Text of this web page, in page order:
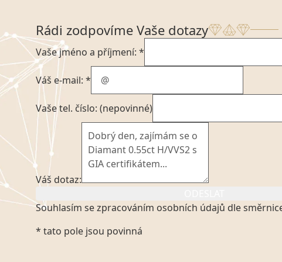
Rádi zodpovíme Vaše dotazy
Vaše jméno a příjmení: *
Váš e-mail: *
Vaše tel. číslo: (nepovinné)
Váš dotaz:
Souhlasím se zpracováním osobních údajů dle
Kliknutím na výše uvedený odkaz, v souladu se zákonem
platném znění výslovně souhlasím se zpracováním a
* tato pole jsou povinná